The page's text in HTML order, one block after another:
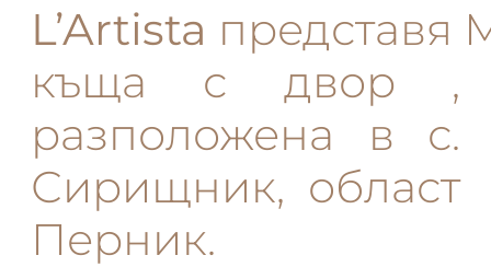
L’Artista представя
къща с двор ,
разположена в с.
Сирищник, област
Перник.